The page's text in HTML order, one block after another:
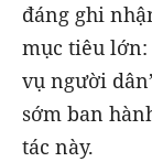
đáng ghi
mục tiêu lớn:
vụ người dân
sớm ban
tác này.